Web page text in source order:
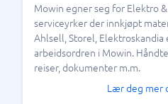
Mowin egner seg for Elektro
serviceyrker der innkjøpt
Ahlsell, Storel, Elektroskandia
arbeidsordren i Mowin.
reiser, dokumenter m.m.
Lær deg mer